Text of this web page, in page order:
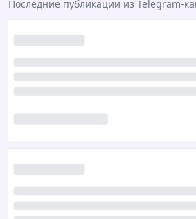
Последние публикации из Telegram-